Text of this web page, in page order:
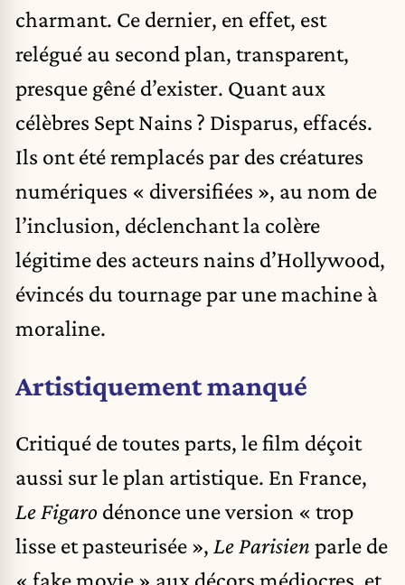
charmant. Ce dernier, en effet, est
relégué au second plan, transparent,
presque gêné d’exister. Quant aux
célèbres Sept Nains ? Disparus, effacés.
Ils ont été remplacés par des créatures
numériques « diversifiées », au nom de
l’inclusion, déclenchant la colère
légitime des acteurs nains d’Hollywood,
évincés du tournage par une machine à
moraline.
Artistiquement manqué
Critiqué de toutes parts, le film déçoit
aussi sur le plan artistique. En France,
Le Figaro dénonce une version « trop
lisse et pasteurisée », Le Parisien parle de
« fake movie » aux décors médiocres, et